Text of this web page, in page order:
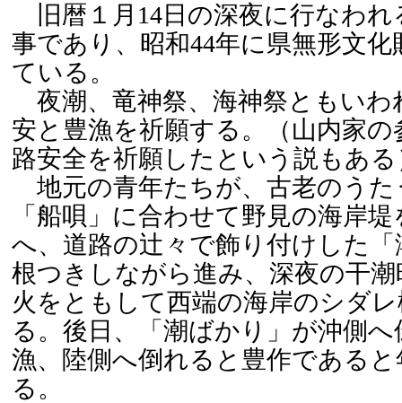
旧暦１月14日の深夜に行なわれ
事であり、昭和44年に県無形文
ている。
夜潮、竜神祭、海神祭ともいわ
安と豊漁を祈願する。（山内家の
路安全を祈願したという説もある
地元の青年たちが、古老のうた
「船唄」に合わせて野見の海岸
へ、道路の辻々で飾り付けした
根つきしながら進み、深夜の干
火をともして西端の海岸のシダ
る。後日、「潮ばかり」が沖側
漁、陸側へ倒れると豊作である
る。